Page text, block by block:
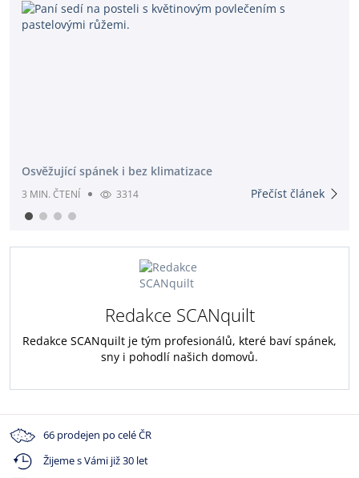
Osvěžující spánek i bez klimatizace
3 MIN. ČTENÍ 3314 Přečíst článek
Redakce SCANquilt
Redakce SCANquilt je tým profesionálů, které baví spánek,
sny i pohodlí našich domovů.
66 prodejen po celé ČR
Žijeme s Vámi již 30 let